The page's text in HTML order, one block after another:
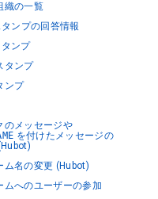
織の一覧
ンプの回答情報
ンプ
タンプ
ンプ
のメッセージや
を付けたメッセージの
ム名の変更 (Hubot)
ムへのユーザーの参加